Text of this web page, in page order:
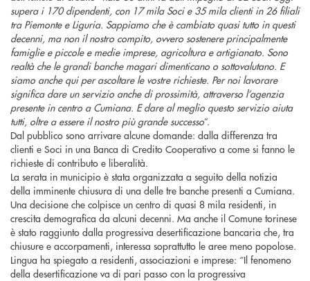
supera i 170 dipendenti, con 17 mila Soci e 35 mila clienti in 26 filiali
tra Piemonte e Liguria. Sappiamo che è cambiato quasi tutto in questi
decenni, ma non il nostro compito, ovvero sostenere principalmente
famiglie e piccole e medie imprese, agricoltura e artigianato. Sono
realtà che le grandi banche magari dimenticano o sottovalutano. E
siamo anche qui per ascoltare le vostre richieste. Per noi lavorare
significa dare un servizio anche di prossimità, attraverso l’agenzia
presente in centro a Cumiana. E dare al meglio questo servizio aiuta
tutti, oltre a essere il nostro più grande successo”.
Dal pubblico sono arrivare alcune domande: dalla differenza tra
clienti e Soci in una Banca di Credito Cooperativo a come si fanno le
richieste di contributo e liberalità.
La serata in municipio è stata organizzata a seguito della notizia
della imminente chiusura di una delle tre banche presenti a Cumiana.
Una decisione che colpisce un centro di quasi 8 mila residenti, in
crescita demografica da alcuni decenni. Ma anche il Comune torinese
è stato raggiunto dalla progressiva desertificazione bancaria che, tra
chiusure e accorpamenti, interessa soprattutto le aree meno popolose.
Lingua ha spiegato a residenti, associazioni e imprese: “Il fenomeno
della desertificazione va di pari passo con la progressiva